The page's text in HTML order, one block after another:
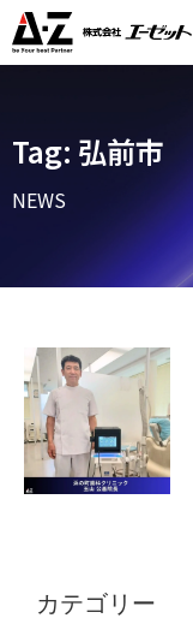
Tag: 弘前市
NEWS
カテゴリー